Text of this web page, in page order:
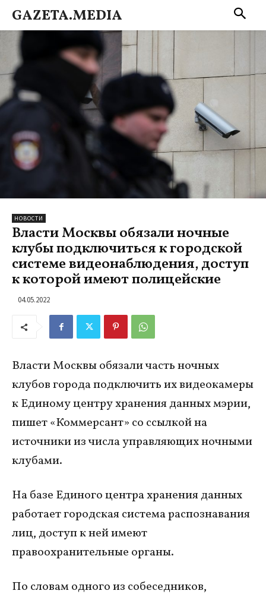
GAZETA.MEDIA
НОВОСТИ
Власти Москвы обязали ночные
клубы подключиться к городской
системе видеонаблюдения, доступ
к которой имеют полицейские
04.05.2022
Власти Москвы обязали часть ночных
клубов города подключить их видеокамеры
к Единому центру хранения данных мэрии,
пишет «Коммерсант» со ссылкой на
источники из числа управляющих ночными
клубами.
На базе Единого центра хранения данных
работает городская система распознавания
лиц, доступ к ней имеют
правоохранительные органы.
По словам одного из собеседников,